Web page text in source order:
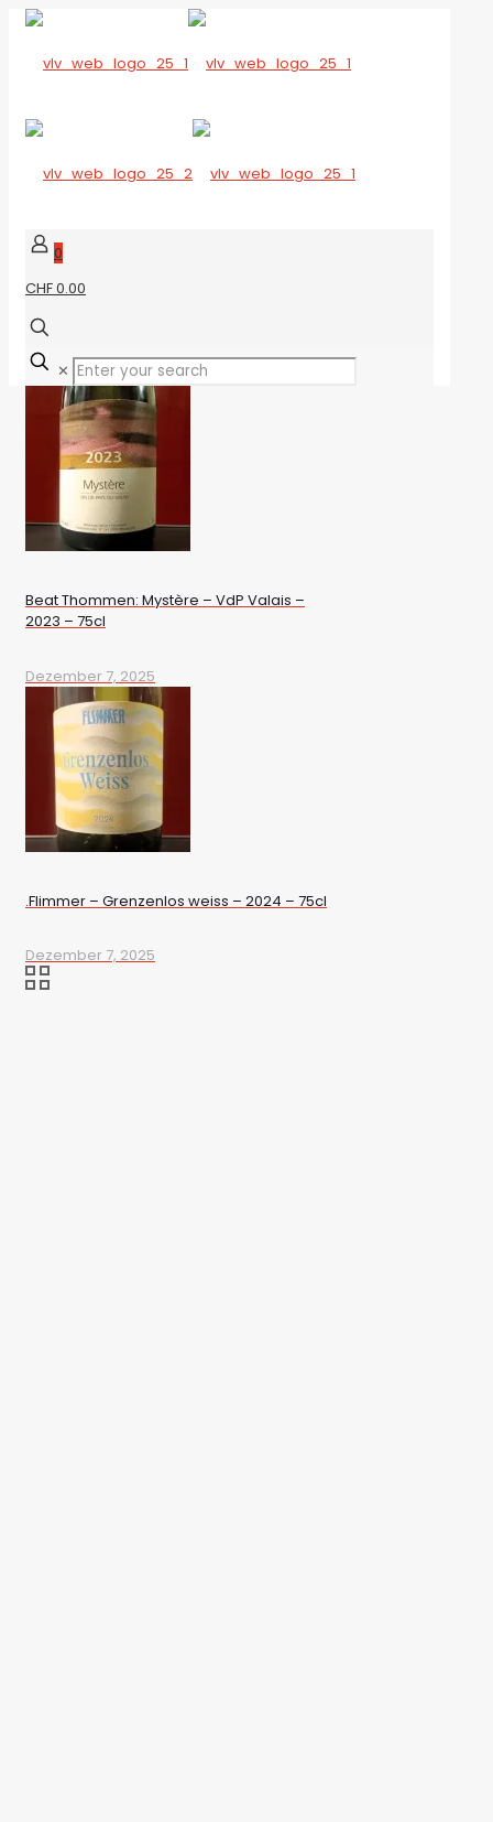
0
CHF 0.00
✕
Beat Thommen: Mystère – VdP Valais –
2023 – 75cl
Dezember 7, 2025
.Flimmer – Grenzenlos weiss – 2024 – 75cl
Dezember 7, 2025